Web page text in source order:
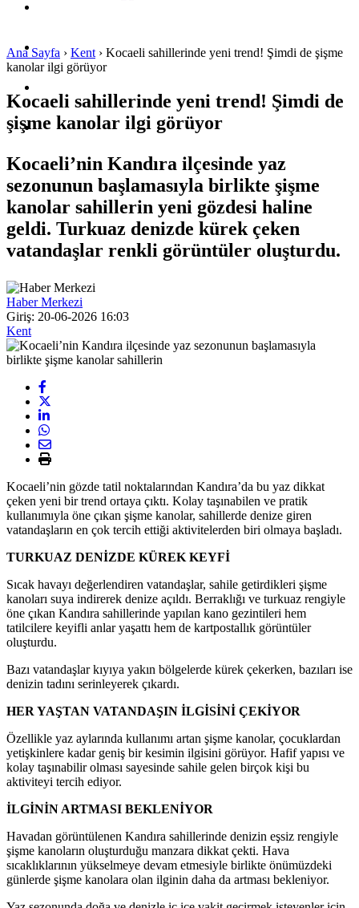
SPOR
SAĞLIK
Ana Sayfa › Kent › Kocaeli sahillerinde yeni trend! Şimdi de şişme
kanolar ilgi görüyor
Kocaeli sahillerinde yeni trend! Şimdi de
şişme kanolar ilgi görüyor
Kocaeli’nin Kandıra ilçesinde yaz
sezonunun başlamasıyla birlikte şişme
kanolar sahillerin yeni gözdesi haline
geldi. Turkuaz denizde kürek çeken
vatandaşlar renkli görüntüler oluşturdu.
Haber Merkezi
Giriş: 20-06-2026 16:03
Kent
Kocaeli’nin gözde tatil noktalarından Kandıra’da bu yaz dikkat
çeken yeni bir trend ortaya çıktı. Kolay taşınabilen ve pratik
kullanımıyla öne çıkan şişme kanolar, sahillerde denize giren
vatandaşların en çok tercih ettiği aktivitelerden biri olmaya başladı.
TURKUAZ DENİZDE KÜREK KEYFİ
Sıcak havayı değerlendiren vatandaşlar, sahile getirdikleri şişme
kanoları suya indirerek denize açıldı. Berraklığı ve turkuaz rengiyle
öne çıkan Kandıra sahillerinde yapılan kano gezintileri hem
tatilcilere keyifli anlar yaşattı hem de kartpostallık görüntüler
oluşturdu.
Bazı vatandaşlar kıyıya yakın bölgelerde kürek çekerken, bazıları ise
denizin tadını serinleyerek çıkardı.
HER YAŞTAN VATANDAŞIN İLGİSİNİ ÇEKİYOR
Özellikle yaz aylarında kullanımı artan şişme kanolar, çocuklardan
yetişkinlere kadar geniş bir kesimin ilgisini görüyor. Hafif yapısı ve
kolay taşınabilir olması sayesinde sahile gelen birçok kişi bu
aktiviteyi tercih ediyor.
İLGİNİN ARTMASI BEKLENİYOR
Havadan görüntülenen Kandıra sahillerinde denizin eşsiz rengiyle
şişme kanoların oluşturduğu manzara dikkat çekti. Hava
sıcaklıklarının yükselmeye devam etmesiyle birlikte önümüzdeki
günlerde şişme kanolara olan ilginin daha da artması bekleniyor.